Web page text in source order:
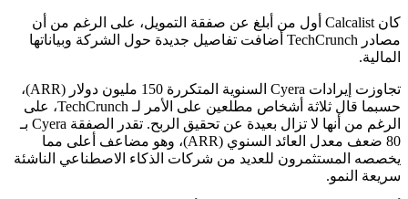
كان Calcalist أول من أبلغ عن صفقة التمويل، على الرغم من أن
مصادر TechCrunch أضافت تفاصيل جديدة حول الشركة وبياناتها
تجاوزت إيرادات Cyera السنوية المتكررة 150 مليون دولار (ARR)،
حسبما قال ثلاثة أشخاص مطلعين على الأمر لـ TechCrunch، على
الرغم من أنها لا تزال بعيدة عن تحقيق الربح. تقدر الصفقة Cyera بـ
80 ضعف معدل العائد السنوي (ARR)، وهو مضاعف أعلى مما
للعديد من شركات الذكاء الاصطناعي الناشئة